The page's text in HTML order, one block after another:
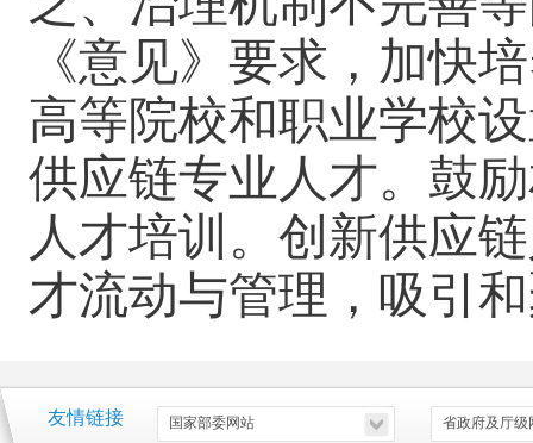
《意见》要求，加快
高等院校和职业学校
供应链专业人才。鼓
人才培训。创新供应
才流动与管理，吸引
友情链接